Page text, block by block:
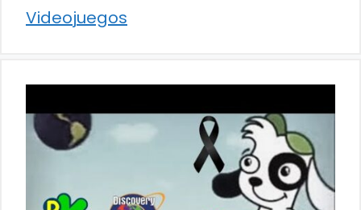
Videojuegos